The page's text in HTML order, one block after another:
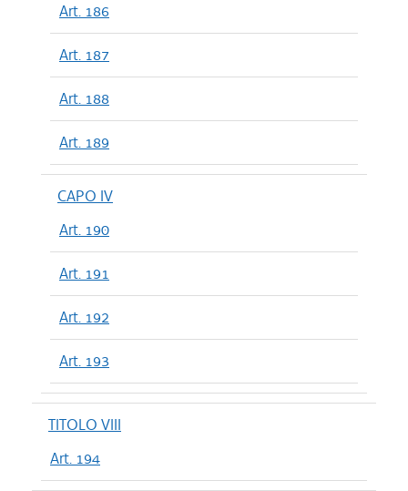
Art. 186
Art. 187
Art. 188
Art. 189
CAPO IV
Art. 190
Art. 191
Art. 192
Art. 193
TITOLO VIII
Art. 194